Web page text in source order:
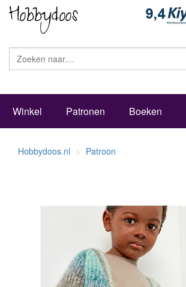
Winkel Patronen Boeken
Hobbydoos.nl Patroon